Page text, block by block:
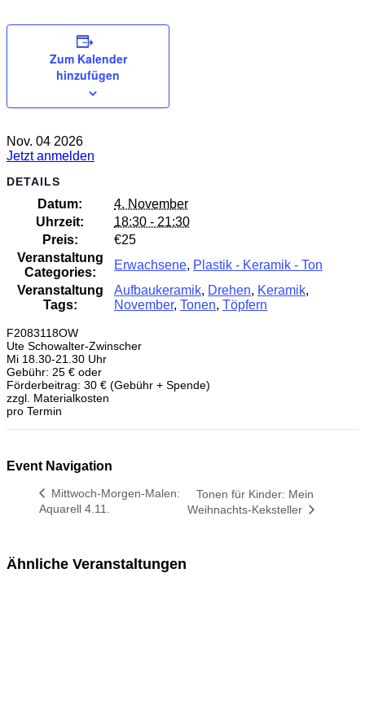
Zum Kalender
hinzufügen
Nov. 04 2026
Jetzt anmelden
DETAILS
Datum:
4. November
Uhrzeit:
18:30 - 21:30
Preis:
€25
Veranstaltung
Categories:
Erwachsene, Plastik - Keramik - Ton
Veranstaltung
Tags:
Aufbaukeramik, Drehen, Keramik,
November, Tonen, Töpfern
F2083118OW
Ute Schowalter-Zwinscher
Mi 18.30-21.30 Uhr
Gebühr: 25 € oder
Förderbeitrag: 30 € (Gebühr + Spende)
zzgl. Materialkosten
pro Termin
Event Navigation
Mittwoch-Morgen-Malen:
Aquarell 4.11.
Tonen für Kinder: Mein
Weihnachts-Keksteller
Ähnliche Veranstaltungen